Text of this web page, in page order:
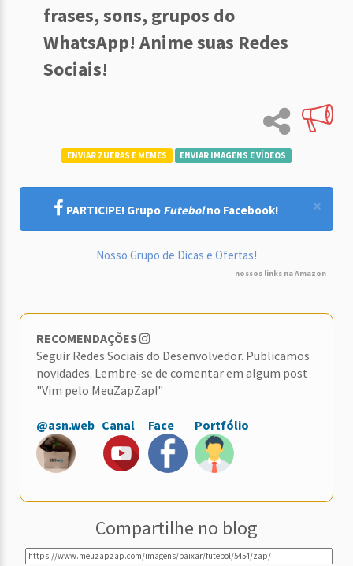
frases, sons, grupos do
WhatsApp! Anime suas Redes
Sociais!
ENVIAR ZUERAS E MEMES ENVIAR IMAGENS E VÍDEOS
×
PARTICIPE! Grupo Futebolno Facebook!
Nosso Grupo de Dicas e Ofertas!
nossos links na Amazon
RECOMENDAÇÕES
Seguir Redes Sociais do Desenvolvedor. Publicamos
novidades. Lembre-se de comentar em algum post
"Vim pelo MeuZapZap!"
@asn.web Canal Face Portfólio
Compartilhe no blog